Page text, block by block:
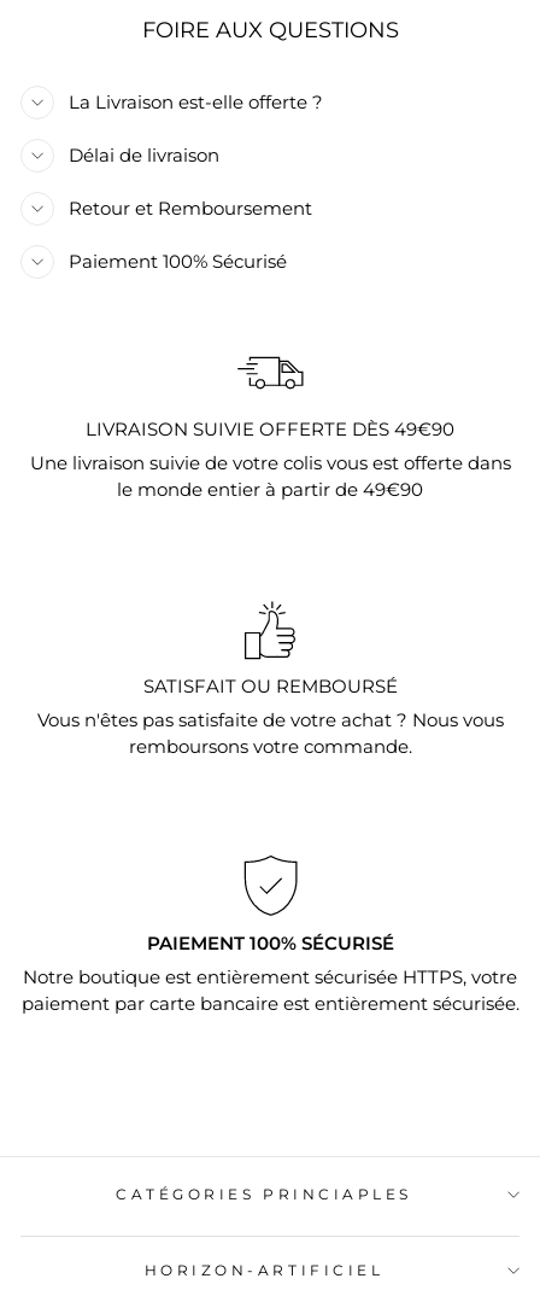
FOIRE AUX QUESTIONS
La Livraison est-elle offerte ?
Délai de livraison
Retour et Remboursement
Paiement 100% Sécurisé
LIVRAISON SUIVIE OFFERTE DÈS 49€90
Une livraison suivie de votre colis vous est offerte dans
le monde entier à partir de 49€90
SATISFAIT OU REMBOURSÉ
Vous n'êtes pas satisfaite de votre achat ? Nous vous
remboursons votre commande.
PAIEMENT 100% SÉCURISÉ
Notre boutique est entièrement sécurisée HTTPS, votre
paiement par carte bancaire est entièrement sécurisée.
CATÉGORIES PRINCIAPLES
HORIZON-ARTIFICIEL